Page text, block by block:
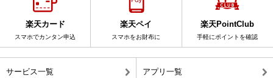
楽天カード
スマホでカンタン申込
楽天ペイ
スマホをお財布に
楽天PointClub
手軽にポイントを確認
サービス一覧 アプリ一覧